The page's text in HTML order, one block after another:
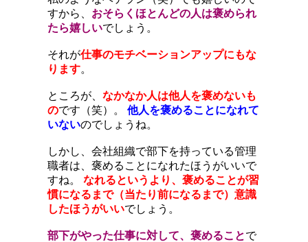
すから、 おそらくほとんどの人は褒められ
たら嬉しいでしょう。
それが仕事のモチベーションアップにもな
ります。
ところが、 なかなか人は他人を褒めないも
のです（笑）。 他人を褒めることになれて
いないのでしょうね。
しかし、会社組織で部下を持っている管理
職者は、褒めることになれたほうがいいで
すね。 なれるというより、褒めることが習
慣になるまで（当たり前になるまで）意識
したほうがいいでしょう。
部下がやった仕事に対して、褒めることで